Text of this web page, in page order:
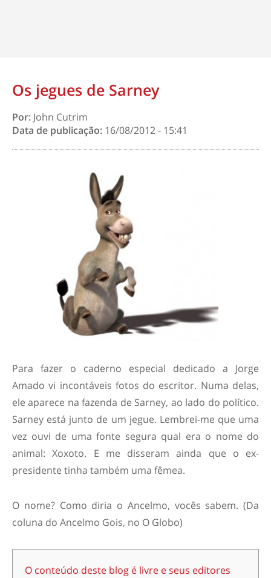
Os jegues de Sarney
Por: John Cutrim
Data de publicação: 16/08/2012 - 15:41
Para fazer o caderno especial dedicado a Jorge
Amado vi incontáveis fotos do escritor. Numa delas,
ele aparece na fazenda de Sarney, ao lado do político.
Sarney está junto de um jegue. Lembrei-me que uma
vez ouvi de uma fonte segura qual era o nome do
animal: Xoxoto. E me disseram ainda que o ex-
presidente tinha também uma fêmea.
O nome? Como diria o Ancelmo, vocês sabem. (Da
coluna do Ancelmo Gois, no O Globo)
O conteúdo deste blog é livre e seus editores